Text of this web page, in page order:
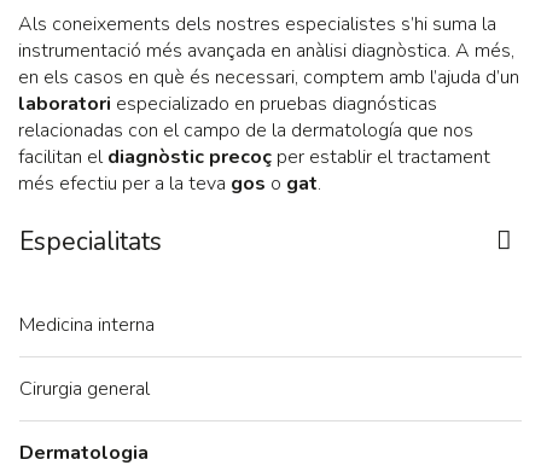
Als coneixements dels nostres especialistes s’hi suma la
instrumentació més avançada en anàlisi diagnòstica. A més,
en els casos en què és necessari, comptem amb l’ajuda d’un
laboratori especializado en pruebas diagnósticas
relacionadas con el campo de la dermatología que nos
facilitan eldiagnòstic precoç per establir el tractament
més efectiu per a la teva gos o gat.
Especialitats
Medicina interna
Cirurgia general
Dermatologia